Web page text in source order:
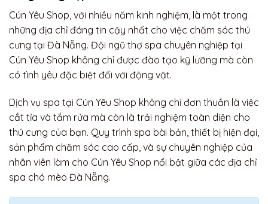
Cún Yêu Shop, với nhiều năm kinh nghiệm, là một trong
những địa chỉ đáng tin cậy nhất cho việc chăm sóc thú
cưng tại Đà Nẵng. Đội ngũ thợ spa chuyên nghiệp tại
Cún Yêu Shop không chỉ được đào tạo kỹ lưỡng mà còn
có tình yêu đặc biệt đối với động vật.
Dịch vụ spa tại Cún Yêu Shop không chỉ đơn thuần là việc
cắt tỉa và tắm rửa mà còn là trải nghiệm toàn diện cho
thú cưng của bạn. Quy trình spa bài bản, thiết bị hiện đại,
sản phẩm chăm sóc cao cấp, và sự chuyên nghiệp của
nhân viên làm cho Cún Yêu Shop nổi bật giữa các địa chỉ
spa chó mèo Đà Nẵng.